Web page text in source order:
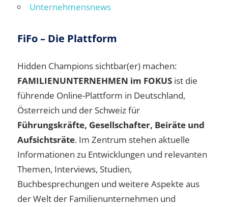
Unternehmensnews
FiFo – Die Plattform
Hidden Champions sichtbar(er) machen:
FAMILIENUNTERNEHMEN im FOKUS ist die
führende Online-Plattform in Deutschland,
Österreich und der Schweiz für
Führungskräfte, Gesellschafter, Beiräte und
Aufsichtsräte. Im Zentrum stehen aktuelle
Informationen zu Entwicklungen und relevanten
Themen, Interviews, Studien,
Buchbesprechungen und weitere Aspekte aus
der Welt der Familienunternehmen und